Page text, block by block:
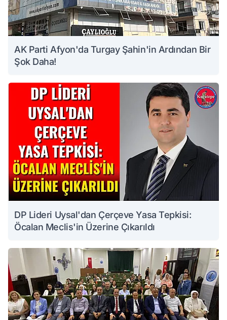
AK Parti Afyon'da Turgay Şahin'in Ardından Bir
Şok Daha!
DP Lideri Uysal'dan Çerçeve Yasa Tepkisi:
Öcalan Meclis'in Üzerine Çıkarıldı